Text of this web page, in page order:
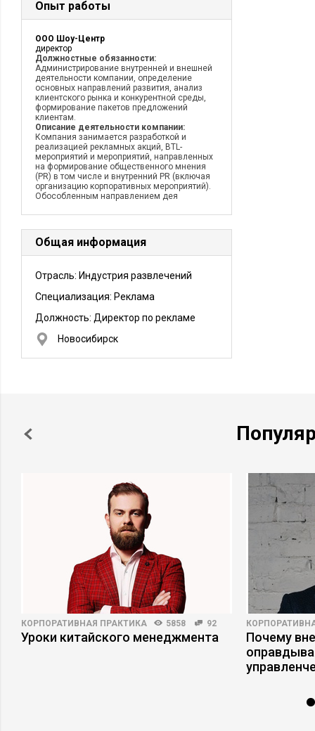
Опыт работы
ООО Шоу-Центр
директор
Должностные обязанности:
Администрирование внутренней и внешней
деятельности компании, определение
основных направлений развития, анализ
клиентского рынка и конкурентной среды,
формирование пакетов предложений
клиентам.
Описание деятельности компании:
Компания занимается разработкой и
реализацией рекламных акций, BTL-
мероприятий и мероприятий, направленных
на формирование общественного мнения
(PR) в том числе и внутренний PR (включая
организацию корпоративных мероприятий).
Обособленным направлением дея
Общая информация
Отрасль: Индустрия развлечений
Специализация: Реклама
Должность: Директор по рекламе
Новосибирск
КОРПОРАТИВНАЯ ПРАКТИКА 5858 92
Уроки китайского менеджмента
Почему